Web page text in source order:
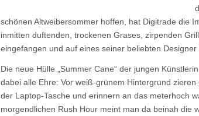
schönen Altweibersommer hoffen, hat Digitrade die
inmitten duftenden, trockenen Grases, zirpenden
eingefangen und auf eines seiner beliebten Designer
Die neue Hülle „Summer Cane“ der jungen
dabei alle Ehre: Vor weiß-grünem Hintergrund
der Laptop-Tasche und erinnern an das meterhoch
morgendlichen Rush Hour meint man da beinah die